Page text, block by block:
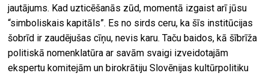
jautājums. Kad uzticēšanās zūd, momentā izgaist arī jūsu
“simboliskais kapitāls”. Es no sirds ceru, ka šīs institūcijas
šobrīd ir zaudējušas cīņu, nevis karu. Taču baidos, kā šībrīža
politiskā nomenklatūra ar savām svaigi izveidotajām
ekspertu komitejām un birokrātiju Slovēnijas kultūrpolitiku